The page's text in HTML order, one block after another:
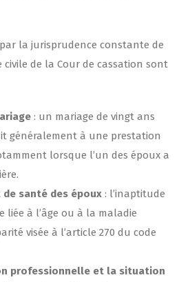
la jurisprudence constante de
civile de la Cour de cassation sont
: un mariage de vingt ans
généralement à une prestation
lorsque l’un des époux a
de santé des époux : l’inaptitude
liée à l’âge ou à la maladie
visée à l’article 270 du code
professionnelle et la situation